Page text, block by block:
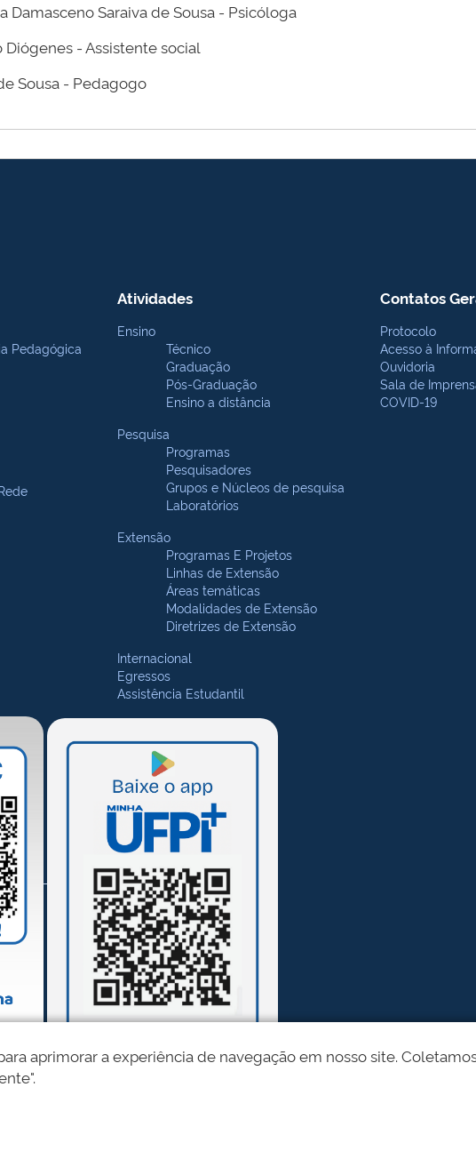
Damasceno Saraiva de Sousa - Psicóloga
Diógenes - Assistente social
Sousa - Pedagogo
Pedagógica
Atividades
Ensino
Técnico
Graduação
Pós-Graduação
Ensino a distância
Pesquisa
Programas
Pesquisadores
Grupos e Núcleos de pesquisa
Laboratórios
Extensão
Programas E Projetos
Linhas de Extensão
Áreas temáticas
Modalidades de Extensão
Diretrizes de Extensão
Internacional
Egressos
Assistência Estudantil
Contatos
Protocolo
Acesso à
Ouvidoria
Sala de
COVID-19
aprimorar a experiência de navegação em nosso site.